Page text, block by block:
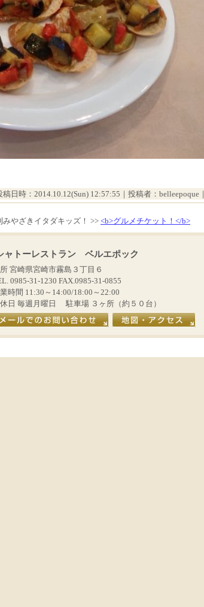
稿日時：2014.10.12(Sun) 12:57:55｜投稿者：belleepoque｜
みやざきイタダキッズ！ >><b>グルメチケット！</b>
ャトーレストラン ベルエポック
宮崎県宮崎市霧島３丁目６
0985-31-1230 FAX.0985-31-0855
時間 11:30～14:00/18:00～22:00
日 毎週月曜日 駐車場 ３ヶ所（約５０台）